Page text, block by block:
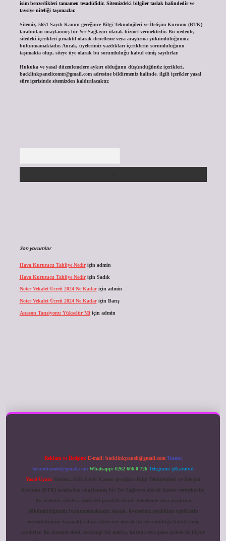
isim benzerlikleri tamamen tesadüfidir. Sitemizdeki bilgiler taslak halindedir ve
tavsiye niteliği taşımazlar.
Sitemiz, 5651 Sayılı Kanun gereğince Bilgi Teknolojileri ve İletişim Kurumu (BTK)
tarafından onaylanmış bir Yer Sağlayıcı olarak hizmet vermektedir. Bu nedenle,
sitedeki içerikleri proaktif olarak denetleme veya araştırma yükümlülüğümüz
bulunmamaktadır. Ancak, üyelerimiz yazdıkları içeriklerin sorumluluğunu
taşımakta olup, siteye üye olarak bu sorumluluğu kabul etmiş sayılırlar.
Hukuka ve yasal düzenlemelere aykırı olduğunu düşündüğünüz içerikleri,
backlinkpanelicomtr@gmail.comadresine bildirmeniz halinde, ilgili içerikler yasal
süre içerisinde sitemizden kaldırılacaktır.
Son yorumlar
Hava Kurutucu Tahliye Nediriçin admin
Hava Kurutucu Tahliye Nediriçin Sadık
Noter Vekalet Ücreti 2024 Ne Kadariçin admin
Noter Vekalet Ücreti 2024 Ne Kadariçin Barış
Anason Tansiyonu Yükseltir Mi için admin
Reklam ve İletişim: E-mail: backlinkpaneli@gmail.com Teams:
forumhizmeti@gmail.com Whatsapp: 0262 606 0 726 Telegram: @karabul
Yasal Uyarı: Sitemiz, 5651 Sayılı Kanun gereğince Bilgi Teknolojileri ve İletişim
Kurumu (BTK) tarafından onaylanmış bir Yer Sağlayıcı olarak hizmet vermektedir.
Bu nedenle, sitedeki içerikleri proaktif olarak denetleme veya araştırma
yükümlülüğümüz bulunmamaktadır. Ancak, üyelerimiz yazdıkları içeriklerin
sorumluluğunu taşımakta olup, siteye üye olarak bu sorumluluğu kabul etmiş
sayılırlar. Bu internet sitesi, herhangi bir marka, kurum veya şahıs şirketi ile hiçbir